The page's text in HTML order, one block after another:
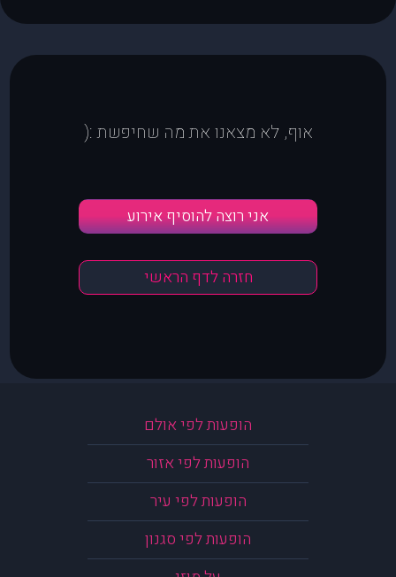
אוף, לא מצאנו את מה שחיפשת :(
אני רוצה להוסיף אירוע
חזרה לדף הראשי
הופעות לפי אולם
הופעות לפי אזור
הופעות לפי עיר
הופעות לפי סגנון